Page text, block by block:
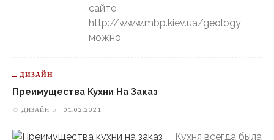
сайте
http://www.mbp.kiev.ua/geology
можно
ДИЗАЙН
Преимущества Кухни На Заказ
ДИЗАЙН on 01.02.2021
Кухня всегда была